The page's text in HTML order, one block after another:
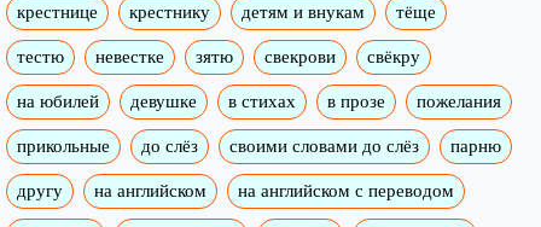
крестнице крестнику детям и внукам тёще
тестю невестке зятю свекрови свёкру
на юбилей девушке в стихах в прозе пожелания
прикольные до слёз своими словами до слёз парню
другу на английском на английском с переводом